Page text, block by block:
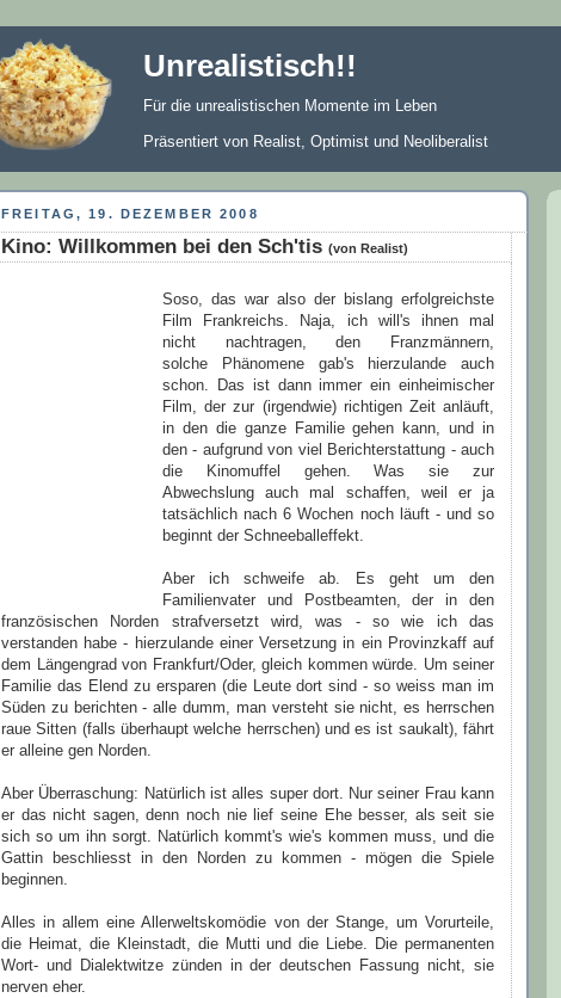
Unrealistisch!!
Für die unrealistischen Momente im Leben
Präsentiert von Realist, Optimist und Neoliberalist
FREITAG, 19. DEZEMBER 2008
Kino: Willkommen bei den Sch'tis (von Realist)
Soso, das war also der bislang erfolgreichste
Film Frankreichs. Naja, ich will's ihnen mal
nicht nachtragen, den Franzmännern,
solche Phänomene gab's hierzulande auch
schon. Das ist dann immer ein einheimischer
Film, der zur (irgendwie) richtigen Zeit anläuft,
in den die ganze Familie gehen kann, und in
den - aufgrund von viel Berichterstattung - auch
die Kinomuffel gehen. Was sie zur
Abwechslung auch mal schaffen, weil er ja
tatsächlich nach 6 Wochen noch läuft - und so
beginnt der Schneeballeffekt.
Aber ich schweife ab. Es geht um den
Familienvater und Postbeamten, der in den
französischen Norden strafversetzt wird, was - so wie ich das
verstanden habe - hierzulande einer Versetzung in ein Provinzkaff auf
dem Längengrad von Frankfurt/Oder, gleich kommen würde. Um seiner
Familie das Elend zu ersparen (die Leute dort sind - so weiss man im
Süden zu berichten - alle dumm, man versteht sie nicht, es herrschen
raue Sitten (falls überhaupt welche herrschen) und es ist saukalt), fährt
er alleine gen Norden.
Aber Überraschung: Natürlich ist alles super dort. Nur seiner Frau kann
er das nicht sagen, denn noch nie lief seine Ehe besser, als seit sie
sich so um ihn sorgt. Natürlich kommt's wie's kommen muss, und die
Gattin beschliesst in den Norden zu kommen - mögen die Spiele
beginnen.
Alles in allem eine Allerweltskomödie von der Stange, um Vorurteile,
die Heimat, die Kleinstadt, die Mutti und die Liebe. Die permanenten
Wort- und Dialektwitze zünden in der deutschen Fassung nicht, sie
nerven eher.